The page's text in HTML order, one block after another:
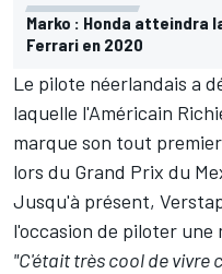
Marko : Honda atteindra
Ferrari en 2020
Le pilote néerlandais a
laquelle l'Américain
marque son tout premier
lors du Grand Prix du
Jusqu'à présent,
l'occasion de piloter une
"C'était très cool de vivre